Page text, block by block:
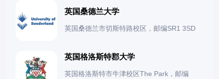
英国桑德兰大学
英国桑德兰市切斯特路校区，邮编SR1 3SD
英国格洛斯特郡大学
英国格洛斯特市牛津校区The Park，邮编